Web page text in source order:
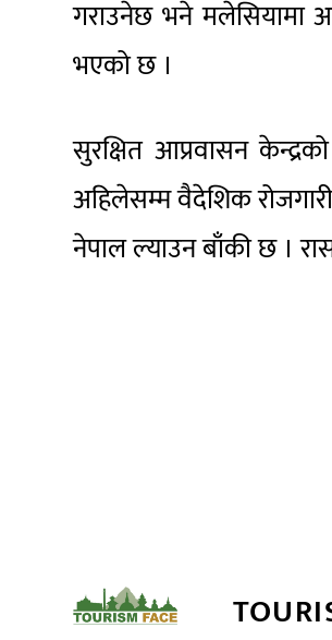
गराउनेछ भने मलेसियामा
भएको छ ।
सुरक्षित आप्रवासन
अहिलेसम्म वैदेशिक
नेपाल ल्याउन बाँकी छ ।